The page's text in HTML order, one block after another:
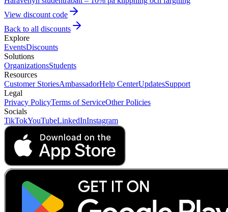
View discount code
Back to all discounts
Explore
EventsDiscounts
Solutions
OrganizationsStudents
Resources
Customer StoriesAmbassadorHelp CenterUpdatesSupport
Legal
Privacy PolicyTerms of ServiceOther Policies
Socials
TikTokYouTubeLinkedInInstagram